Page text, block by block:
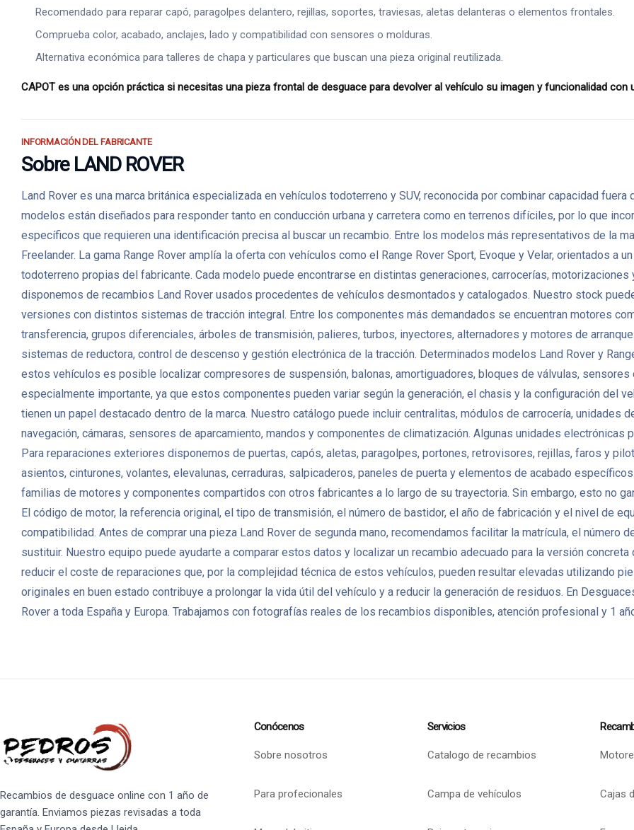
Recomendado para reparar capó, paragolpes delantero, rejillas, soportes, traviesas, aletas delanteras o elementos frontales.
Comprueba color, acabado, anclajes, lado y compatibilidad con sensores o molduras.
Alternativa económica para talleres de chapa y particulares que buscan una pieza original reutilizada.
CAPOT es una opción práctica si necesitas una pieza frontal de desguace para devolver al vehículo su imagen y funcionalidad con
INFORMACIÓN DEL FABRICANTE
Sobre LAND ROVER
Land Rover es una marca británica especializada en vehículos todoterreno y SUV, reconocida por combinar capacidad
modelos están diseñados para responder tanto en conducción urbana y carretera como en terrenos difíciles, por lo que
específicos que requieren una identificación precisa al buscar un recambio. Entre los modelos más representativos de la
Freelander. La gama Range Rover amplía la oferta con vehículos como el Range Rover Sport, Evoque y Velar, orientados a
todoterreno propias del fabricante. Cada modelo puede encontrarse en distintas generaciones, carrocerías,
disponemos de recambios Land Rover usados procedentes de vehículos desmontados y catalogados. Nuestro stock
versiones con distintos sistemas de tracción integral. Entre los componentes más demandados se encuentran motores
transferencia, grupos diferenciales, árboles de transmisión, palieres, turbos, inyectores, alternadores y motores de
sistemas de reductora, control de descenso y gestión electrónica de la tracción. Determinados modelos Land Rover y
estos vehículos es posible localizar compresores de suspensión, balonas, amortiguadores, bloques de válvulas,
especialmente importante, ya que estos componentes pueden variar según la generación, el chasis y la configuración del
tienen un papel destacado dentro de la marca. Nuestro catálogo puede incluir centralitas, módulos de carrocería, unidades
navegación, cámaras, sensores de aparcamiento, mandos y componentes de climatización. Algunas unidades
Para reparaciones exteriores disponemos de puertas, capós, aletas, paragolpes, portones, retrovisores, rejillas, faros y
asientos, cinturones, volantes, elevalunas, cerraduras, salpicaderos, paneles de puerta y elementos de acabado
familias de motores y componentes compartidos con otros fabricantes a lo largo de su trayectoria. Sin embargo, esto no
El código de motor, la referencia original, el tipo de transmisión, el número de bastidor, el año de fabricación y el nivel de
compatibilidad. Antes de comprar una pieza Land Rover de segunda mano, recomendamos facilitar la matrícula, el número
sustituir. Nuestro equipo puede ayudarte a comparar estos datos y localizar un recambio adecuado para la versión
reducir el coste de reparaciones que, por la complejidad técnica de estos vehículos, pueden resultar elevadas utilizando
originales en buen estado contribuye a prolongar la vida útil del vehículo y a reducir la generación de residuos. En
Rover a toda España y Europa. Trabajamos con fotografías reales de los recambios disponibles, atención profesional y 1
Recambios de desguace online con 1 año de
garantía. Enviamos piezas revisadas a toda
Conócenos
Sobre nosotros
Para profecionales
Servicios
Catalogo de recambios
Campa de vehículos Cajas